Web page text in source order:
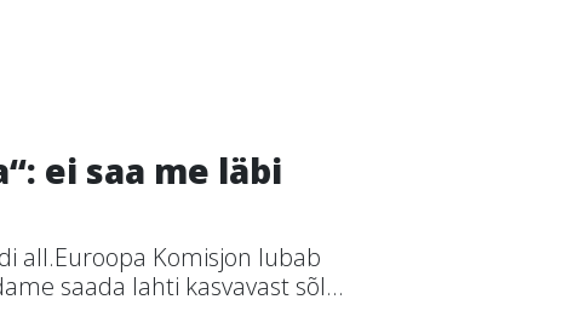
ei saa me läbi
all.Euroopa Komisjon lubab
saada lahti kasvavast sõl...